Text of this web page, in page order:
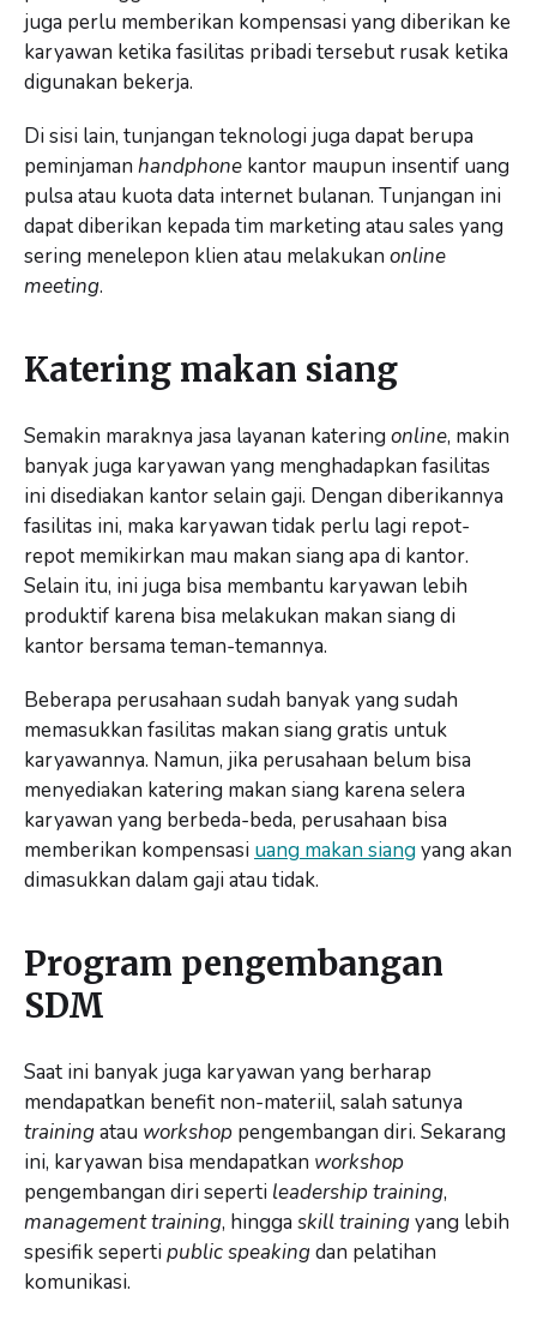
juga perlu memberikan kompensasi yang diberikan ke
karyawan ketika fasilitas pribadi tersebut rusak ketika
digunakan bekerja.
Di sisi lain, tunjangan teknologi juga dapat berupa
peminjaman handphone kantor maupun insentif uang
pulsa atau kuota data internet bulanan. Tunjangan ini
dapat diberikan kepada tim marketing atau sales yang
sering menelepon klien atau melakukan online
meeting.
Katering makan siang
Semakin maraknya jasa layanan katering online, makin
banyak juga karyawan yang menghadapkan fasilitas
ini disediakan kantor selain gaji. Dengan diberikannya
fasilitas ini, maka karyawan tidak perlu lagi repot-
repot memikirkan mau makan siang apa di kantor.
Selain itu, ini juga bisa membantu karyawan lebih
produktif karena bisa melakukan makan siang di
kantor bersama teman-temannya.
Beberapa perusahaan sudah banyak yang sudah
memasukkan fasilitas makan siang gratis untuk
karyawannya. Namun, jika perusahaan belum bisa
menyediakan katering makan siang karena selera
karyawan yang berbeda-beda, perusahaan bisa
memberikan kompensasi uang makan siangyang akan
dimasukkan dalam gaji atau tidak.
Program pengembangan
SDM
Saat ini banyak juga karyawan yang berharap
mendapatkan benefit non-materiil, salah satunya
trainingatau workshop pengembangan diri. Sekarang
ini, karyawan bisa mendapatkan workshop
pengembangan diri seperti leadership training,
management training, hingga skill trainingyang lebih
spesifik sepertipublic speakingdan pelatihan
komunikasi.